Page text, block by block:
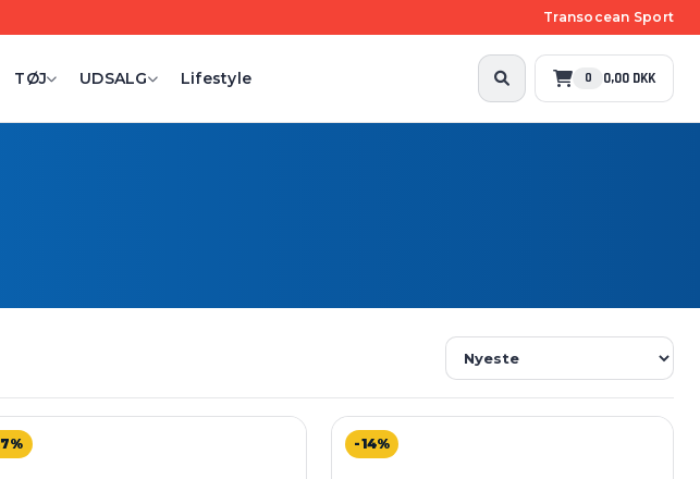
Transocean Sport
TØJ UDSALG Lifestyle 0 0,00 DKK
-14%